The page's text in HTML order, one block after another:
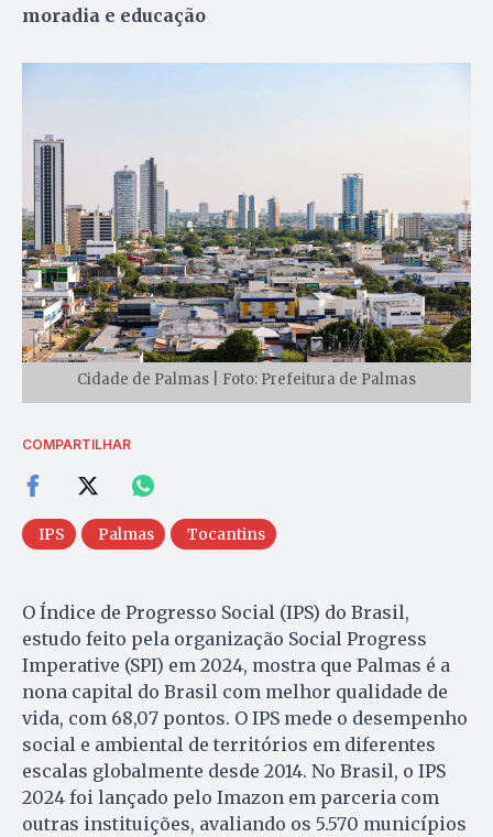
moradia e educação
Cidade de Palmas | Foto: Prefeitura de Palmas
COMPARTILHAR
IPS Palmas Tocantins
O Índice de Progresso Social (IPS) do Brasil,
estudo feito pela organização Social Progress
Imperative (SPI) em 2024, mostra que Palmas é a
nona capital do Brasil com melhor qualidade de
vida, com 68,07 pontos. O IPS mede o desempenho
social e ambiental de territórios em diferentes
escalas globalmente desde 2014. No Brasil, o IPS
2024 foi lançado pelo Imazon em parceria com
outras instituições, avaliando os 5.570 municípios